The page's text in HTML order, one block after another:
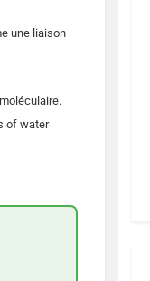
une liaison
of water